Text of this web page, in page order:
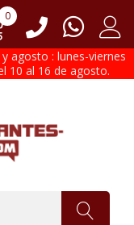
0
agosto : lunes-viernes
10 al 16 de agosto.